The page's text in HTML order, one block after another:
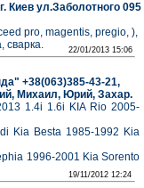
Киев ул.Заболотного 095
pro, magentis, pregio, ),
сварка.
22/01/2013 15:06
+38(063)385-43-21,
Михаил, Юрий, Захар.
1.4i 1.6i KIA Rio 2005-
Kia Besta 1985-1992 Kia
1996-2001 Kia Sorento
19/11/2012 12:24